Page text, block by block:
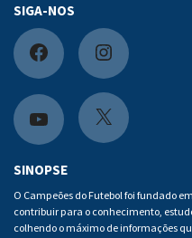
SIGA-NOS
F
a
c
e
b
o
I
n
s
a
g
Y
o
u
t
X
SINOPSE
O Campeões do Futebol foi fundado
contribuir para o conhecimento,
colhendo o máximo de informações